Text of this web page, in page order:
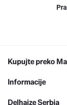
Kupujte preko
Informacije
Delhaize Serbia